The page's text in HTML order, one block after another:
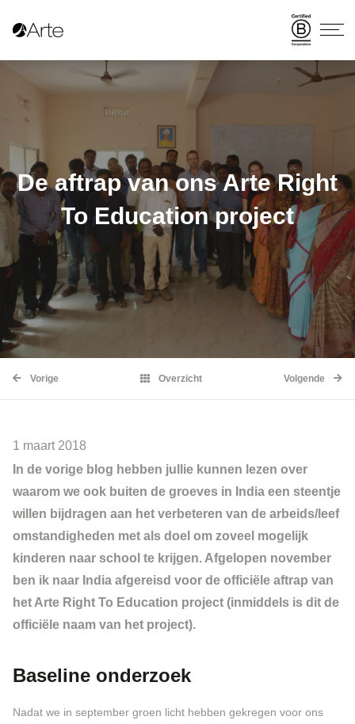
De aftrap van ons Arte Right
To Education project
Vorige Overzicht Volgende
1 maart 2018
In de vorige blog hebben jullie kunnen lezen over
waarom we ook buiten de groeves in India een steentje
willen bijdragen aan het verbeteren van de arbeids/leef
omstandigheden met als doel om zoveel mogelijk
kinderen naar school te krijgen. Afgelopen november
ben ik naar India afgereisd voor de officiële aftrap van
het Arte Right To Education project (inmiddels is dit de
officiële naam van het project).
Baseline onderzoek
Nadat we in september groen licht hebben gekregen voor ons